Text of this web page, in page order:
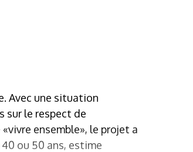
Avec une situation
sur le respect de
ensemble», le projet a
ou 50 ans, estime